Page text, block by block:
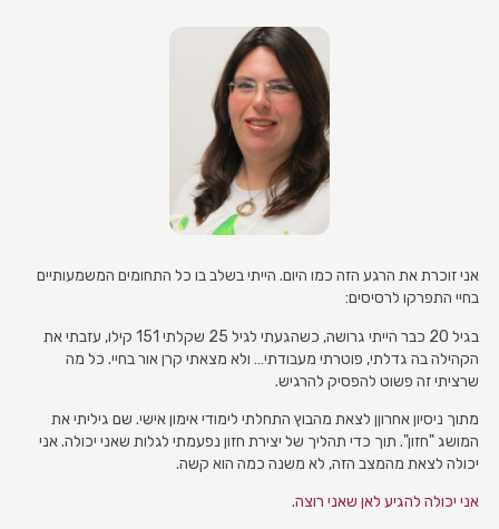
אני זוכרת את הרגע הזה כמו היום. הייתי בשלב בו כל התחומים המשמעותיים
בחיי התפרקו לרסיסים:
בגיל 20 כבר הייתי גרושה, כשהגעתי לגיל 25 שקלתי 151 קילו, עזבתי את
הקהילה בה גדלתי, פוטרתי מעבודתי… ולא מצאתי קרן אור בחיי. כל מה
שרציתי זה פשוט להפסיק להרגיש.
מתוך ניסיון אחרוןן לצאת מהבוץ התחלתי לימודי אימון אישי. שם גיליתי את
המושג "חזון". תוך כדי תהליך של יצירת חזון נפעמתי לגלות שאני יכולה. אני
יכולה לצאת מהמצב הזה, לא משנה כמה הוא קשה.
אני יכולה להגיע לאן שאני רוצה.